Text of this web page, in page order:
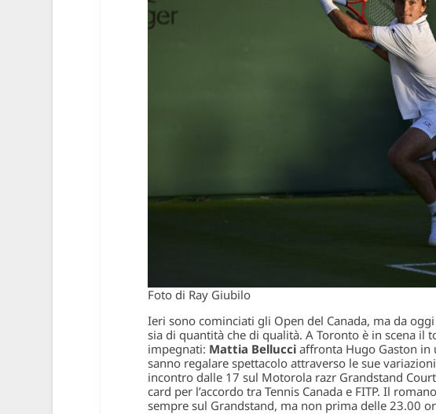
Foto di Ray Giubilo
Ieri sono cominciati gli Open del Canada, ma da
sia di quantità che di qualità. A Toronto è in scena il
impegnati: Mattia Bellucci affronta Hugo Gaston
sanno regalare spettacolo attraverso le sue
incontro dalle 17 sul Motorola razr Grandstand
card per l’accordo tra Tennis Canada e FITP. Il
sempre sul Grandstand, ma non prima delle 23.00